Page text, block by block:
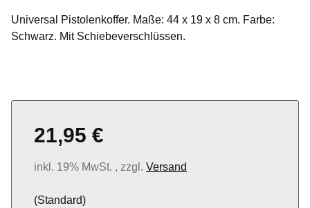
Universal Pistolenkoffer. Maße: 44 x 19 x 8 cm. Farbe:
Schwarz. Mit Schiebeverschlüssen.
21,95 €
inkl. 19% MwSt. , zzgl. Versand
(Standard)